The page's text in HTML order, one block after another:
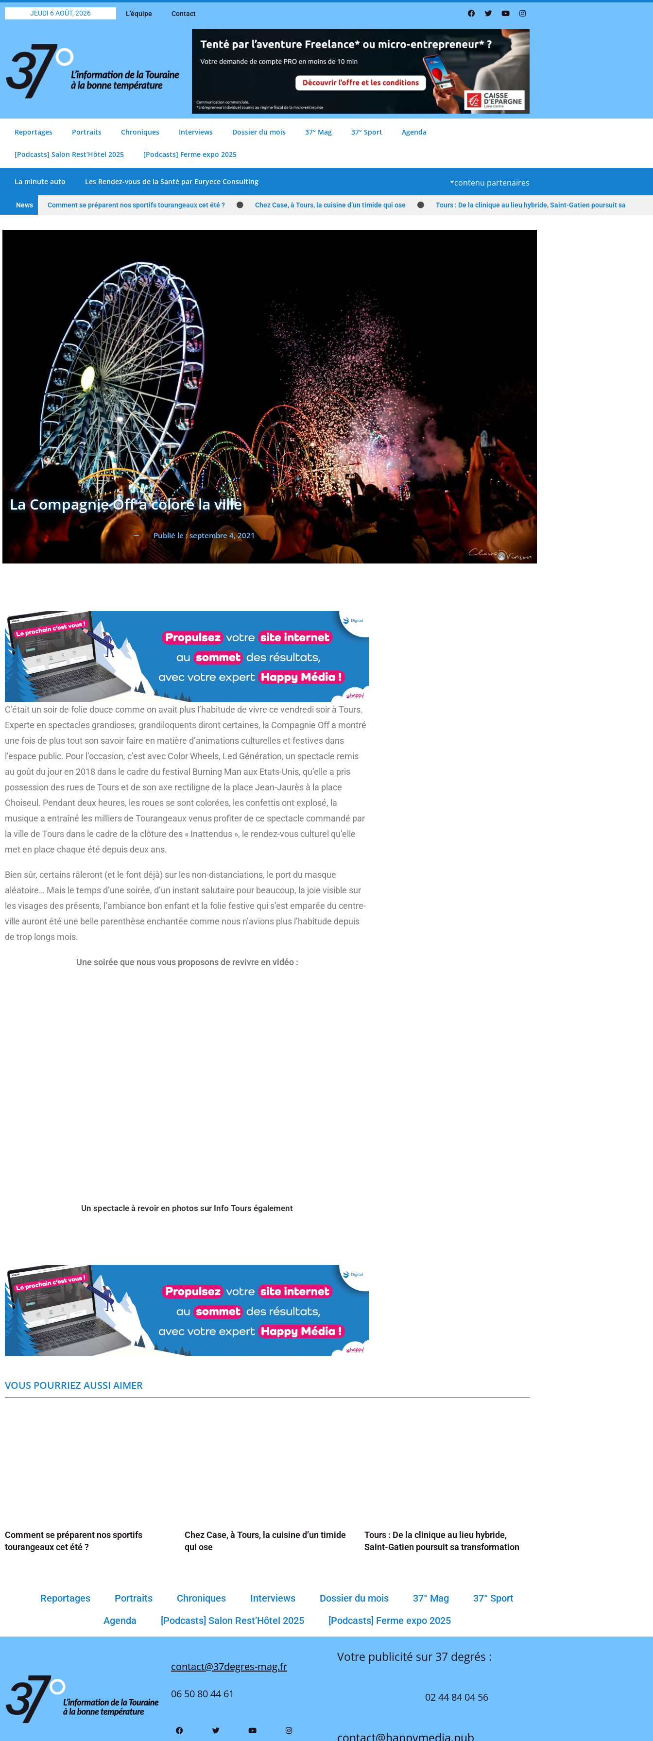
JEUDI 6 AOÛT, 2026 L’équipe Contact
Reportages Portraits Chroniques Interviews Dossier du mois 37° Mag 37° Sport Agenda
[Podcasts] Salon Rest’Hôtel 2025 [Podcasts] Ferme expo 2025
La minute auto Les Rendez-vous de la Santé par Euryece Consulting *contenu partenaires
News Comment se préparent nos sportifs tourangeaux cet été ? Chez Case, à Tours, la cuisine d’un timide qui ose Tours : De la clinique au lieu hybride, Saint-Gatien poursuit sa
La Compagnie Off a coloré la ville
Publié le : septembre 4, 2021
C’était un soir de folie douce comme on avait plus l’habitude de vivre ce vendredi soir à Tours.
Experte en spectacles grandioses, grandiloquents diront certaines, la Compagnie Off a montré
une fois de plus tout son savoir faire en matière d’animations culturelles et festives dans
l’espace public. Pour l’occasion, c’est avec Color Wheels, Led Génération, un spectacle remis
au goût du jour en 2018 dans le cadre du festival Burning Man aux Etats-Unis, qu’elle a pris
possession des rues de Tours et de son axe rectiligne de la place Jean-Jaurès à la place
Choiseul. Pendant deux heures, les roues se sont colorées, les confettis ont explosé, la
musique a entraîné les milliers de Tourangeaux venus profiter de ce spectacle commandé par
la ville de Tours dans le cadre de la clôture des « Inattendus », le rendez-vous culturel qu’elle
met en place chaque été depuis deux ans.
Bien sûr, certains râleront (et le font déjà) sur les non-distanciations, le port du masque
aléatoire… Mais le temps d’une soirée, d’un instant salutaire pour beaucoup, la joie visible sur
les visages des présents, l’ambiance bon enfant et la folie festive qui s’est emparée du centre-
ville auront été une belle parenthèse enchantée comme nous n’avions plus l’habitude depuis
de trop longs mois.
Une soirée que nous vous proposons de revivre en vidéo :
Un spectacle à revoir en photos sur Info Tours également
VOUS POURRIEZ AUSSI AIMER
Comment se préparent nos sportifs
tourangeaux cet été ?
Chez Case, à Tours, la cuisine d’un timide
qui ose
Tours : De la clinique au lieu hybride,
Saint-Gatien poursuit sa transformation
Reportages Portraits Chroniques Interviews Dossier du mois 37° Mag
37° Sport
Agenda
[Podcasts] Salon Rest’Hôtel 2025 [Podcasts] Ferme expo 2025
contact@37degres-mag.fr
06 50 80 44 61
Votre publicité sur 37 degrés :
02 44 84 04 56
contact@happymedia.pub